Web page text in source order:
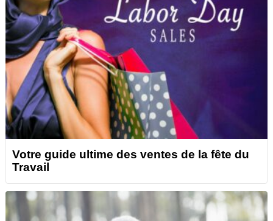
Votre guide ultime des ventes de la fête du
Travail